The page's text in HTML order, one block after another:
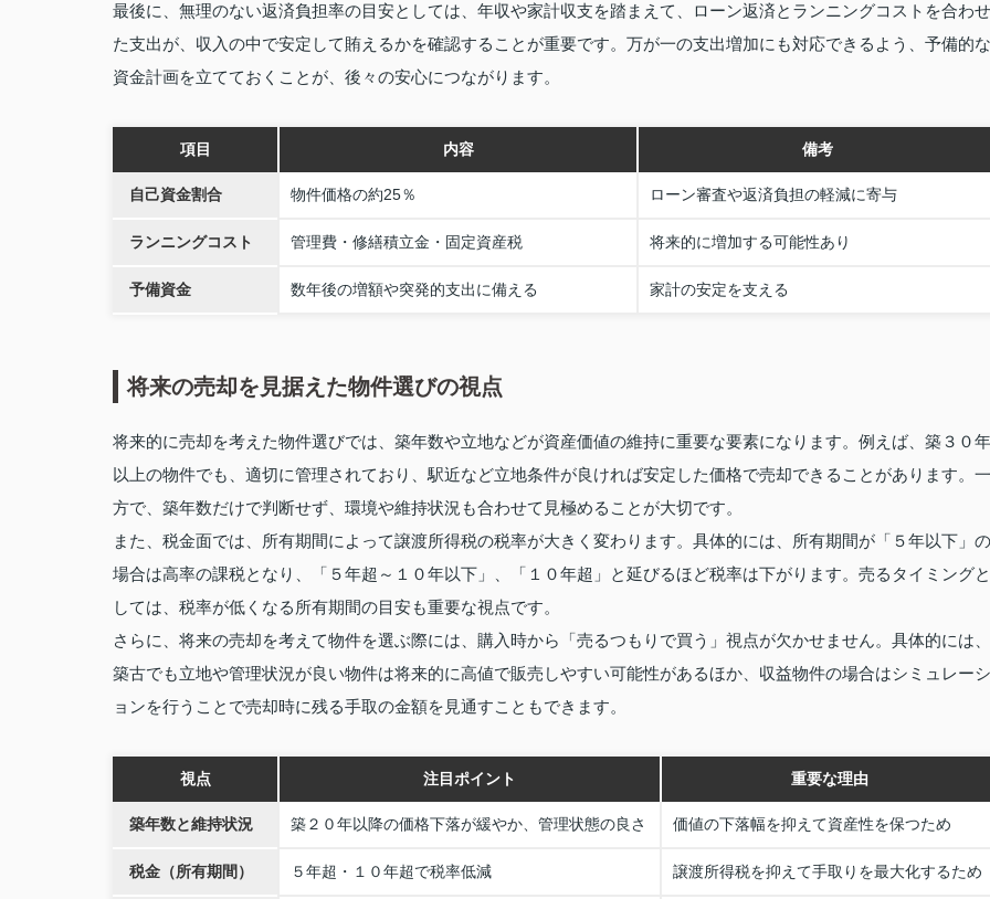
最後に、無理のない返済負担率の目安としては、年収や家計収支を踏まえて、ローン返済とランニングコストを合わせ
た支出が、収入の中で安定して賄えるかを確認することが重要です。万が一の支出増加にも対応できるよう、予備的な
資金計画を立てておくことが、後々の安心につながります。
項目 内容 備考
自己資金割合 物件価格の約25％ ローン審査や返済負担の軽減に寄与
ランニングコスト 管理費・修繕積立金・固定資産税 将来的に増加する可能性あり
予備資金 数年後の増額や突発的支出に備える 家計の安定を支える
将来の売却を見据えた物件選びの視点
将来的に売却を考えた物件選びでは、築年数や立地などが資産価値の維持に重要な要素になります。例えば、築３０年
以上の物件でも、適切に管理されており、駅近など立地条件が良ければ安定した価格で売却できることがあります。一
方で、築年数だけで判断せず、環境や維持状況も合わせて見極めることが大切です。
また、税金面では、所有期間によって譲渡所得税の税率が大きく変わります。具体的には、所有期間が「５年以下」の
場合は高率の課税となり、「５年超～１０年以下」、「１０年超」と延びるほど税率は下がります。売るタイミングと
しては、税率が低くなる所有期間の目安も重要な視点です。
さらに、将来の売却を考えて物件を選ぶ際には、購入時から「売るつもりで買う」視点が欠かせません。具体的には、
築古でも立地や管理状況が良い物件は将来的に高値で販売しやすい可能性があるほか、収益物件の場合はシミュレーシ
ョンを行うことで売却時に残る手取の金額を見通すこともできます。
視点 注目ポイント 重要な理由
築年数と維持状況 築２０年以降の価格下落が緩やか、管理状態の良さ 価値の下落幅を抑えて資産性を保つため
税金（所有期間） ５年超・１０年超で税率低減 譲渡所得税を抑えて手取りを最大化するため